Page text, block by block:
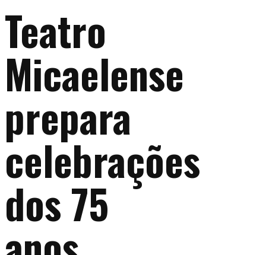
Teatro
Micaelense
prepara
celebrações
dos 75